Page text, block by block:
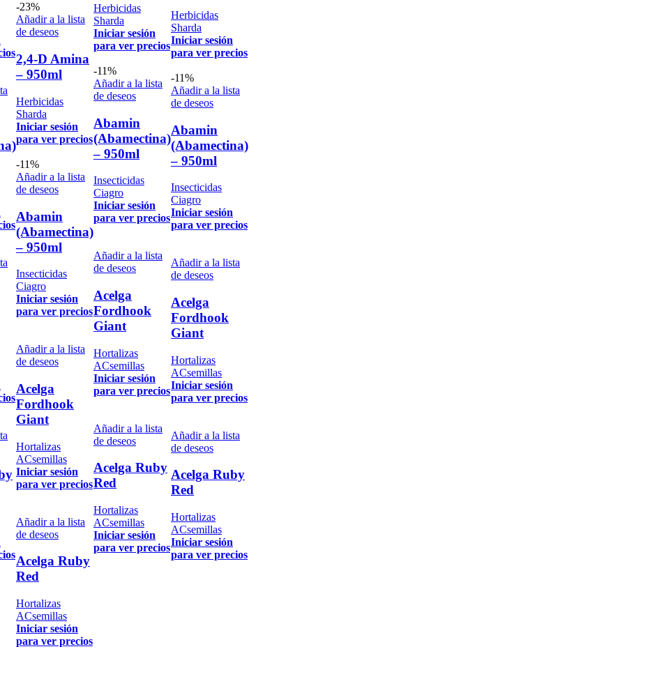
-23%
Añadir a la lista
de deseos
2,4-D Amina
– 950ml
Herbicidas
Sharda
Iniciar sesión
para ver precios
-11%
Añadir a la lista
de deseos
Abamin
(Abamectina)
– 950ml
Insecticidas
Ciagro
Iniciar sesión
para ver precios
Añadir a la lista
de deseos
Acelga
Fordhook
Giant
Hortalizas
ACsemillas
Iniciar sesión
para ver precios
Añadir a la lista
de deseos
Acelga Ruby
Red
Hortalizas
ACsemillas
Iniciar sesión
para ver precios
Herbicidas
Sharda
Iniciar sesión
para ver precios
-11%
Añadir a la lista
de deseos
Abamin
(Abamectina)
– 950ml
Insecticidas
Ciagro
Iniciar sesión
para ver precios
Añadir a la lista
de deseos
Acelga
Fordhook
Giant
Hortalizas
ACsemillas
Iniciar sesión
para ver precios
Añadir a la lista
de deseos
Acelga Ruby
Red
Hortalizas
ACsemillas
Iniciar sesión
para ver precios
Herbicidas
Sharda
Iniciar sesión
para ver precios
-11%
Añadir a la lista
de deseos
Abamin
(Abamectina)
– 950ml
Insecticidas
Ciagro
Iniciar sesión
para ver precios
Añadir a la lista
de deseos
Acelga
Fordhook
Giant
Hortalizas
ACsemillas
Iniciar sesión
para ver precios
Añadir a la lista
de deseos
Acelga Ruby
Red
Hortalizas
ACsemillas
Iniciar sesión
para ver precios